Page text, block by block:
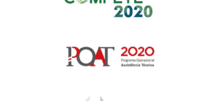
Gerir o Consentimento de
Para fornecer as melhores experiências, usamos tecnologias como